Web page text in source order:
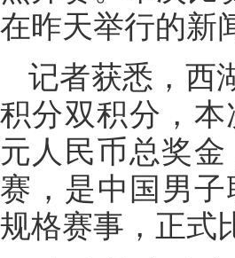
在昨天举行的新
记者获悉，西
积分双积分，
元人民币总奖
赛，是中国男
规格赛事，正式